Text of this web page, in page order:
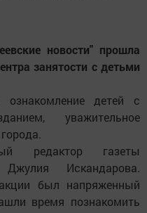
новости" прошла
занятости с детьми
ознакомление детей с
уважительное
редактор газеты
Джулия Искандарова.
был напряженный
время познакомить